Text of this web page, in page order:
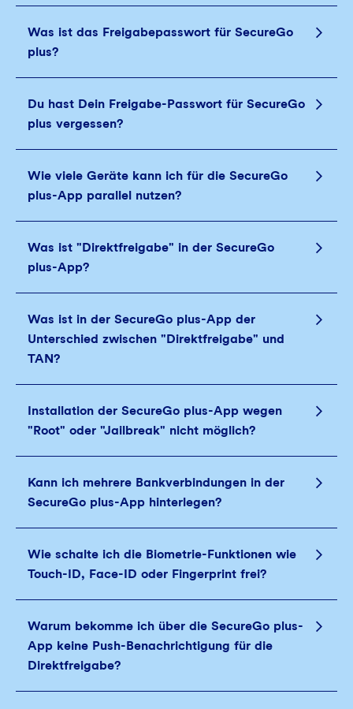
Was ist das Freigabepasswort für SecureGo
plus?
Du hast Dein Freigabe-Passwort für SecureGo
plus vergessen?
Wie viele Geräte kann ich für die SecureGo
plus-App parallel nutzen?
Was ist "Direktfreigabe" in der SecureGo
plus-App?
Was ist in der SecureGo plus-App der
Unterschied zwischen "Direktfreigabe" und
TAN?
Installation der SecureGo plus-App wegen
"Root" oder "Jailbreak" nicht möglich?
Kann ich mehrere Bankverbindungen in der
SecureGo plus-App hinterlegen?
Wie schalte ich die Biometrie-Funktionen wie
Touch-ID, Face-ID oder Fingerprint frei?
Warum bekomme ich über die SecureGo plus-
App keine Push-Benachrichtigung für die
Direktfreigabe?